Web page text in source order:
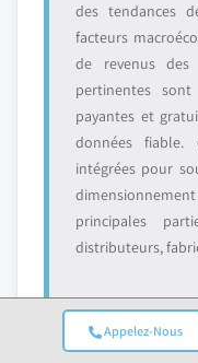
Appelez-Nous
des tendances
facteurs
de revenus des
pertinentes
payantes et
données fiable.
intégrées pour
dimensionnement
principales
distributeurs,